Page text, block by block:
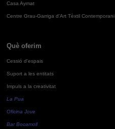
Casa Aymat
Centre Grau-Garriga d'Art Tèxtil Contemporani
Què oferim
Cessió d'espais
Suport a les entitats
Impuls a la creativitat
La Pua
Oficina Jove
Bar Bocamoll